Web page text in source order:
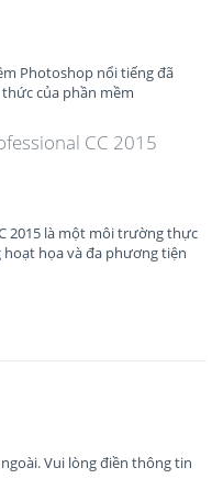
Photoshop nổi tiếng đã
của phần mềm
CC 2015
2015 là một môi trường thực
họa và đa phương tiện
Vui lòng điền thông tin